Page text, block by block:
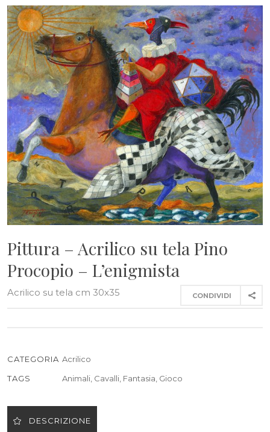
Pittura – Acrilico su tela Pino
Procopio – L’enigmista
CONDIVIDI
Acrilico su tela cm 30x35
CATEGORIA Acrilico
TAGS
Animali, Cavalli, Fantasia Gioco
DESCRIZIONE